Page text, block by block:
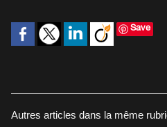
Save
Autres articles dans la même